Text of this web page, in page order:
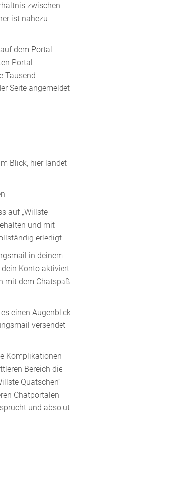
zwischen
ist nahezu
dem Portal
Portal
Tausend
Seite angemeldet
Blick, hier landet
auf „Willste
und mit
erledigt
in deinem
Konto aktiviert
mit dem Chatspaß
einen Augenblick
versendet
Komplikationen
Bereich die
Quatschen“
Chatportalen
und absolut